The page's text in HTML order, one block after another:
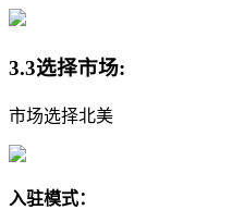
3.3选择市场:
市场选择北美
入驻模式：